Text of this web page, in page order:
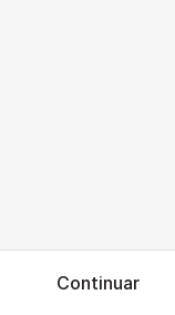
Continuar